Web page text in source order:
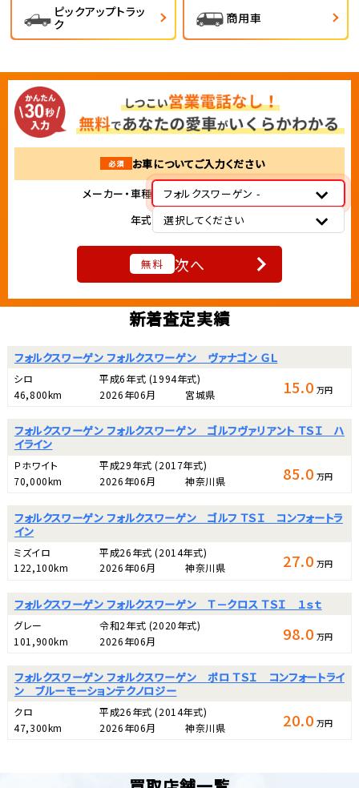
ピックアップトラッ
ク
商用車
必須
お車についてご入力ください
メーカー・車種
フォルクスワーゲン -
年式
選択してください
無料 次へ
新着査定実績
フォルクスワーゲン フォルクスワーゲン ヴァナゴン ＧＬ
シロ 平成6年式 (1994年式)
46,800km
2026年06月 宮城県 15.0 万円
フォルクスワーゲン フォルクスワーゲン ゴルフヴァリアント ＴＳＩ ハ
イライン
Ｐホワイト 平成29年式(2017年式)
70,000km
2026年06月 神奈川県 85.0 万円
フォルクスワーゲン フォルクスワーゲン ゴルフ ＴＳＩ コンフォートラ
イン
ミズイロ 平成26年式(2014年式)
122,100km
2026年06月 神奈川県 27.0 万円
フォルクスワーゲン フォルクスワーゲン Ｔ－クロス ＴＳＩ １ｓｔ
グレー 令和2年式 (2020年式)
101,900km
2026年06月 98.0 万円
フォルクスワーゲン フォルクスワーゲン ポロ ＴＳＩ コンフォートライ
ン ブルーモーションテクノロジー
クロ 平成26年式(2014年式)
47,300km
2026年06月 神奈川県 20.0 万円